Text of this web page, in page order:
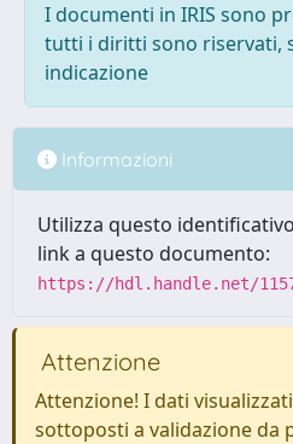
I documenti in IRIS sono
tutti i diritti sono riservati,
indicazione
Informazioni
Utilizza questo
link a questo documento:
https://hdl.handle.net/
Attenzione
Attenzione! I dati
sottoposti a validazione da